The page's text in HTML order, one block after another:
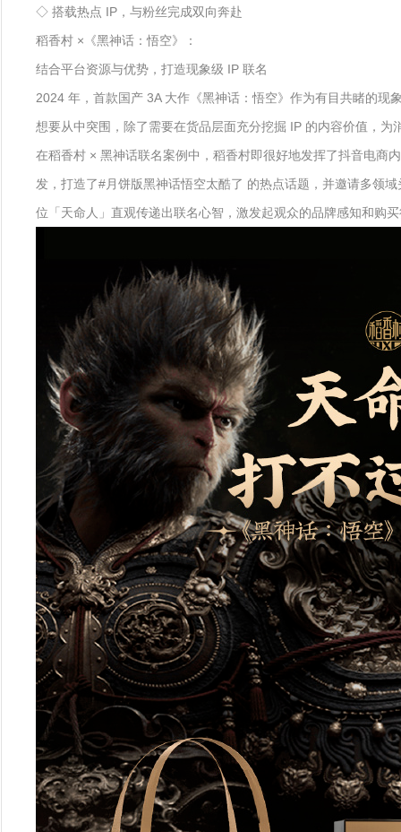
◇ 搭载热点 IP，与粉丝完成双向奔赴
稻香村 ×《黑神话：悟空》：
结合平台资源与优势，打造现象级 IP 联名
2024 年，首款国产 3A 大作《黑神话：悟空》作为有目共睹的
想要从中突围，除了需要在货品层面充分挖掘 IP 的内容价值，
在稻香村 × 黑神话联名案例中，稻香村即很好地发挥了抖音电商
发，打造了#月饼版黑神话悟空太酷了 的热点话题，并邀请多领
位「天命人」直观传递出联名心智，激发起观众的品牌感知和购